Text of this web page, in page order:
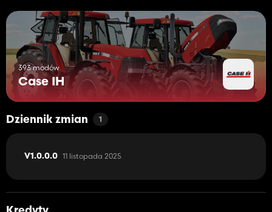
393 modów
Case IH
Dziennik zmian 1
V1.0.0.0 11 listopada 2025